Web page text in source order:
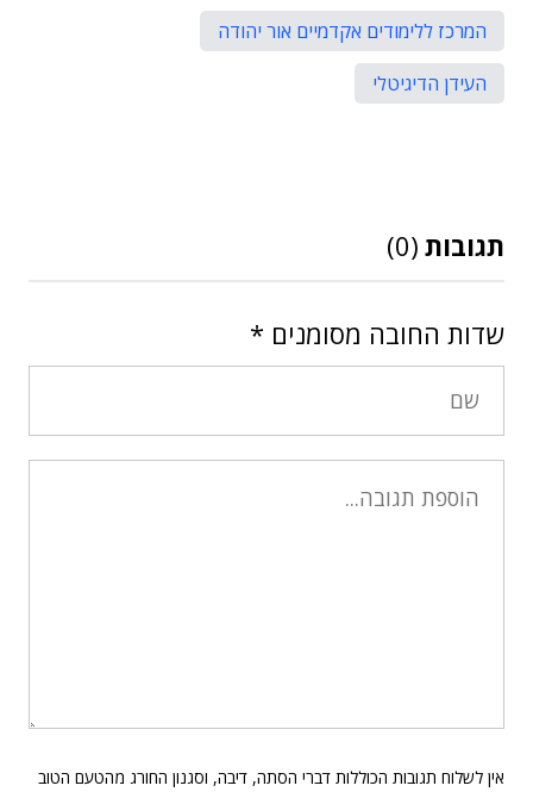
המרכז ללימודים אקדמיים אור יהודה
העידן הדיגיטלי
תגובות (0)
שדות החובה מסומנים *
אין לשלוח תגובות הכוללות דברי הסתה, דיבה, וסגנון החורג מהטעם הטוב